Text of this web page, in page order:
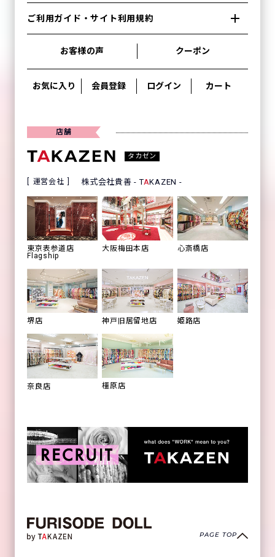
ご利用ガイド・サイト利用規約
お客様の声 クーポン
お気に入り 会員登録 ログイン カート
店舗
タカゼン
運営会社 株式会社貴善 - TAKAZEN -
東京表参道店
Flagship
大阪梅田本店 心斎橋店
堺店 神戸旧居留地店 姫路店
奈良店 橿原店
PAGE TOP